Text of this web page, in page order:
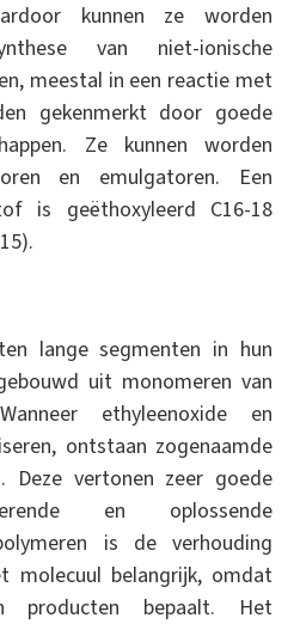
kunnen ze worden
van niet-ionische
meestal in een reactie met
gekenmerkt door goede
Ze kunnen worden
en emulgatoren. Een
is geëthoxyleerd C16-18
lange segmenten in hun
uit monomeren van
ethyleenoxide en
ontstaan ​​zogenaamde
Deze vertonen zeer goede
en oplossende
is de verhouding
molecuul belangrijk, omdat
bepaalt. Het